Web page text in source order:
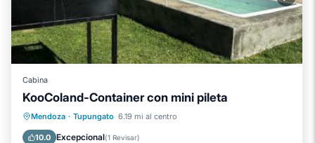
Cabina
KooColand-Container con mini pileta
Mendoza · Tupungato 6.19 mi al centro
10.0 Excepcional(1 Revisar)
Bañera de hidromasaje
Chimenea/Calefacción
Vistas